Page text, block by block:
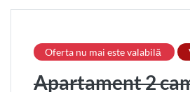
Oferta nu mai este valabilă
Apartament 2